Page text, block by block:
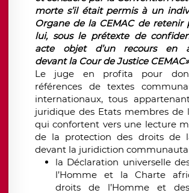
morte s’il était permis à un
Organe de la CEMAC de retenir
lui, sous le prétexte de
acte objet d’un recours en
devant la Cour de Justice
Le juge en profita pour
références de textes
internationaux, tous
juridique des Etats membres de
qui confortent vers une lecture
de la protection des droits de
devant la juridiction
la Déclaration universelle
l’Homme et la Charte
droits de l’Homme et